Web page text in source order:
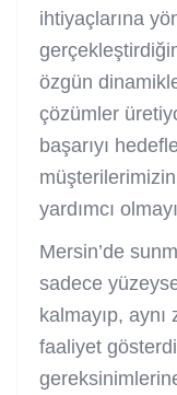
ihtiyaçlarına
özgün
çözümler
başarıyı
yardımcı
Mersin’de
sadece
kalmayıp,
faaliyet